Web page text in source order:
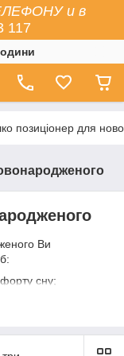
и в
117
позиціонер для
Ви
сну;
що настійно
із малюком;